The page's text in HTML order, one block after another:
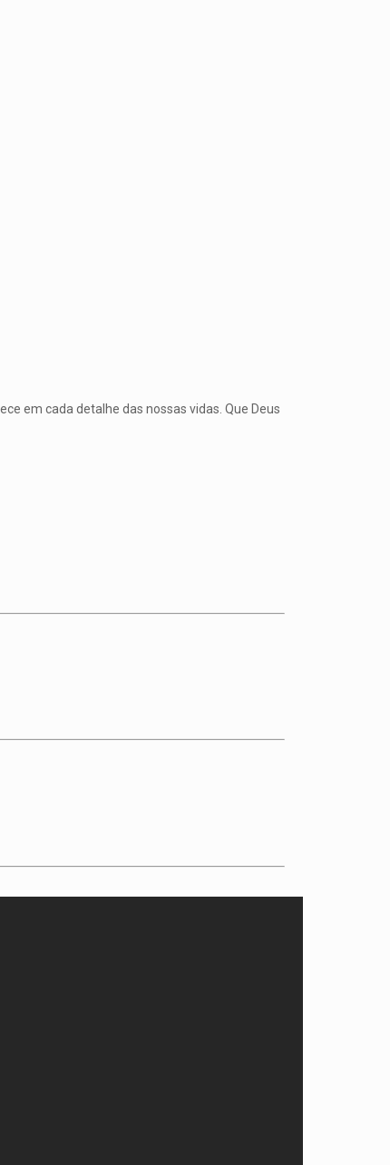
em cada detalhe das nossas vidas. Que Deus